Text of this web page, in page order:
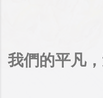
我們的平凡